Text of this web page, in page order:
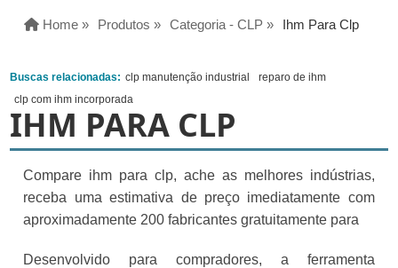
Home » Produtos » Categoria - CLP » Ihm Para Clp
Buscas relacionadas: clp manutenção industrial
reparo de ihm
clp com ihm incorporada
IHM PARA CLP
Compare ihm para clp, ache as melhores indústrias,
receba uma estimativa de preço imediatamente com
aproximadamente 200 fabricantes gratuitamente para
Desenvolvido para compradores, a ferramenta